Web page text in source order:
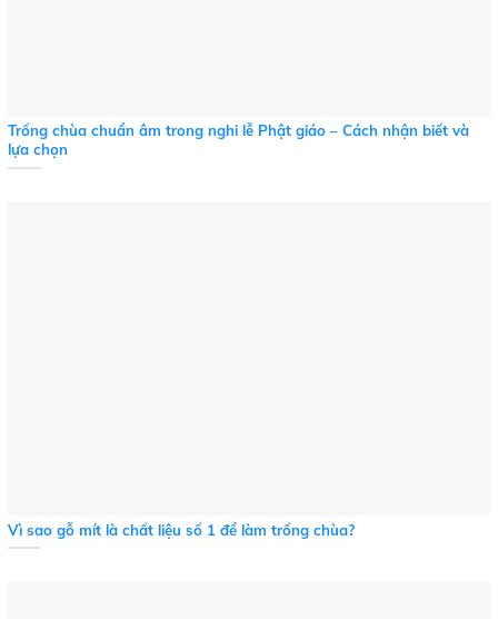
Trống chùa chuẩn âm trong nghi lễ Phật giáo – Cách nhận biết và
lựa chọn
Vì sao gỗ mít là chất liệu số 1 để làm trống chùa?